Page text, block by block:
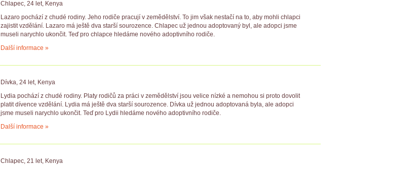
Chlapec, 24 let, Kenya
Lazaro pochází z chudé rodiny. Jeho rodiče pracují v zemědělství. To jim však nestačí na to, aby mohli chlapci
zajistit vzdělání. Lazaro má ještě dva starší sourozence. Chlapec už jednou adoptovaný byl, ale adopci jsme
museli narychlo ukončit. Teď pro chlapce hledáme nového adoptivního rodiče.
Další informace »
Dívka, 24 let, Kenya
Lydia pochází z chudé rodiny. Platy rodičů za práci v zemědělství jsou velice nízké a nemohou si proto dovolit
platit dívence vzdělání. Lydia má ještě dva starší sourozence. Dívka už jednou adoptovaná byla, ale adopci
jsme museli narychlo ukončit. Teď pro Lydii hledáme nového adoptivního rodiče.
Další informace »
Chlapec, 21 let, Kenya